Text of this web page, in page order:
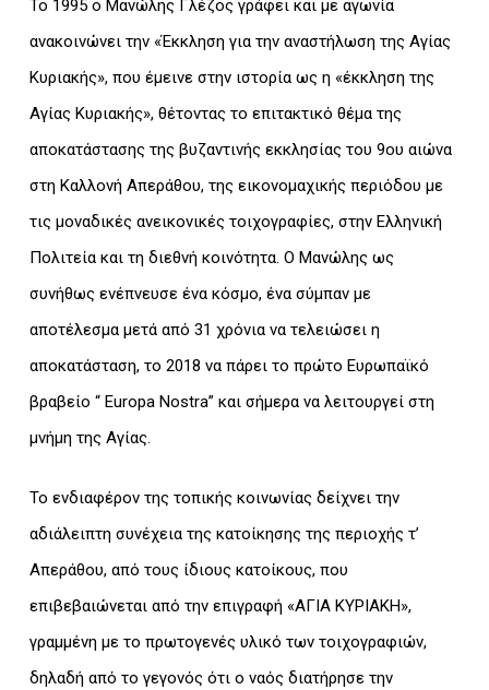
Το 1995 ο Μανώλης Γλέζος γράφει και με αγωνία
ανακοινώνει την «Έκκληση για την αναστήλωση της Αγίας
Κυριακής», που έμεινε στην ιστορία ως η «έκκληση της
Αγίας Κυριακής», θέτοντας το επιτακτικό θέμα της
αποκατάστασης της βυζαντινής εκκλησίας του 9ου αιώνα
στη Καλλονή Απεράθου, της εικονομαχικής περιόδου με
τις μοναδικές ανεικονικές τοιχογραφίες, στην Ελληνική
Πολιτεία και τη διεθνή κοινότητα. Ο Μανώλης ως
συνήθως ενέπνευσε ένα κόσμο, ένα σύμπαν με
αποτέλεσμα μετά από 31 χρόνια να τελειώσει η
αποκατάσταση, το 2018 να πάρει το πρώτο Ευρωπαϊκό
βραβείο “ Europa Nostra” και σήμερα να λειτουργεί στη
μνήμη της Αγίας.
Το ενδιαφέρον της τοπικής κοινωνίας δείχνει την
αδιάλειπτη συνέχεια της κατοίκησης της περιοχής τ’
Απεράθου, από τους ίδιους κατοίκους, που
επιβεβαιώνεται από την επιγραφή «ΑΓΙΑ ΚΥΡΙΑΚΗ»,
γραμμένη με το πρωτογενές υλικό των τοιχογραφιών,
δηλαδή από το γεγονός ότι ο ναός διατήρησε την